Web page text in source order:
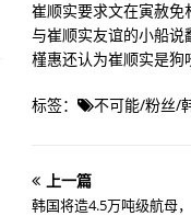
崔顺实要求文在寅赦
与崔顺实友谊的小船
槿惠还认为崔顺实是狗
标签： 不可能/粉丝/
上一篇
韩国将造4.5万吨级航母